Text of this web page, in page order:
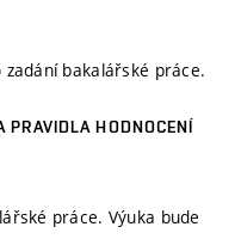
bakalářské práce.
PRAVIDLA HODNOCENÍ
práce. Výuka bude